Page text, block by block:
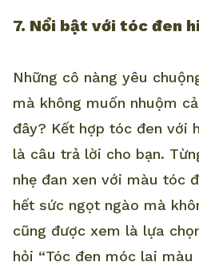
7. Nổi bật với tóc đen
Những cô nàng yêu
mà không muốn nhuộm
đây? Kết hợp tóc đen với
là câu trả lời cho bạn.
nhẹ đan xen với màu tóc
hết sức ngọt ngào mà
cũng được xem là lựa
hỏi “Tóc đen móc lai màu